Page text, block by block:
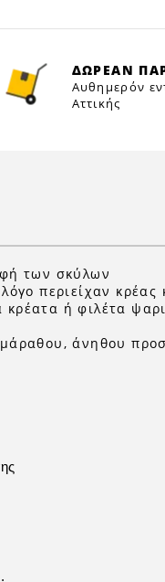
ΔΩΡΕΑΝ
Αυθημερόν
Αττικής
των σκύλων
περιείχαν
ή φιλέτα
άνηθου